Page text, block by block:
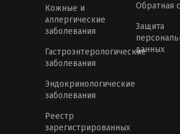
Кожные и
аллергические
заболевания
Гастроэнтерологические
заболевания
Эндокринологические
заболевания
Реестр
зарегистрированных
Обратная
Защита
данных